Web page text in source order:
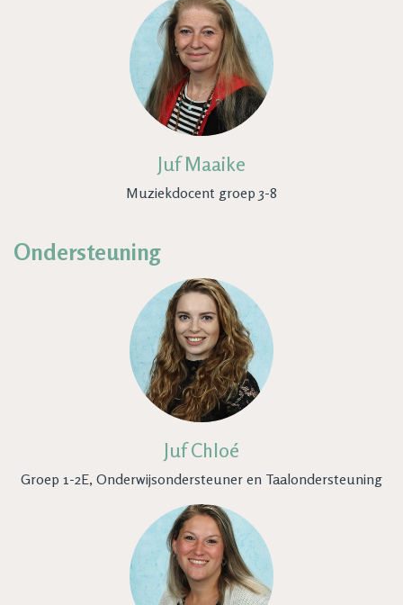
Juf Maaike
Muziekdocent groep 3-8
Ondersteuning
Juf Chloé
Groep 1-2E, Onderwijsondersteuner en Taalondersteuning